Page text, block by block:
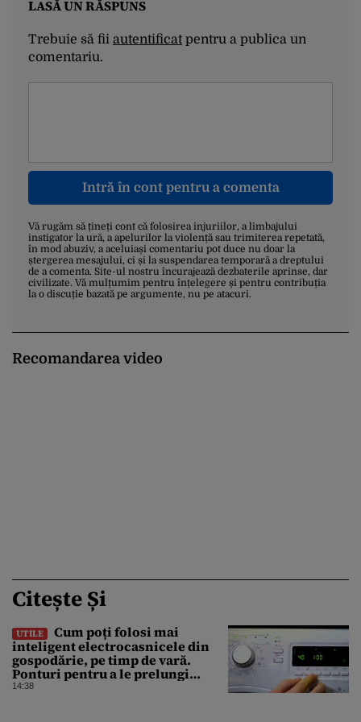
LASĂ UN RĂSPUNS
Trebuie să fii autentificatpentru a publica un
comentariu.
Intră în cont pentru a comenta
Vă rugăm să țineți cont că folosirea injuriilor, a limbajului
instigator la ură, a apelurilor la violență sau trimiterea repetată,
în mod abuziv, a aceluiași comentariu pot duce nu doar la
ștergerea mesajului, ci și la suspendarea temporară a dreptului
de a comenta. Site-ul nostru încurajează dezbaterile aprinse, dar
civilizate. Vă mulțumim pentru înțelegere și pentru contribuția
la o discuție bazată pe argumente, nu pe atacuri.
Recomandarea video
Citește Și
UTILE
Cum poți folosi mai
inteligent electrocasnicele din
gospodărie, pe timp de vară.
Ponturi pentru a le prelungi
durata de viață
14:38